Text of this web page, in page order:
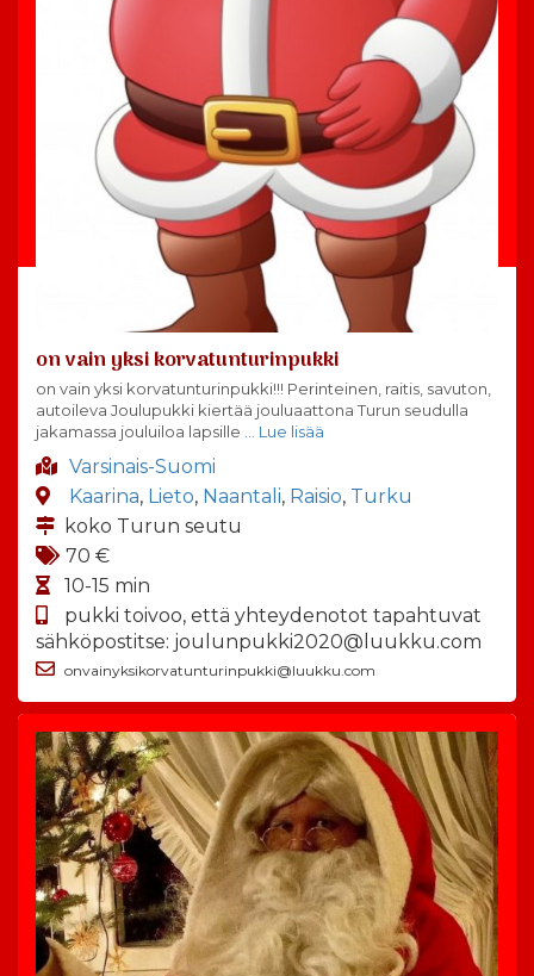
on vain yksi korvatunturinpukki
on vain yksi korvatunturinpukki!!! Perinteinen, raitis, savuton,
autoileva Joulupukki kiertää jouluaattona Turun seudulla
jakamassa jouluiloa lapsille … Lue lisää
Varsinais-Suomi
Kaarina, Lieto, Naantali, Raisio, Turku
koko Turun seutu
70 €
10-15 min
pukki toivoo, että yhteydenotot tapahtuvat
sähköpostitse: joulunpukki2020@luukku.com
onvainyksikorvatunturinpukki@luukku.com